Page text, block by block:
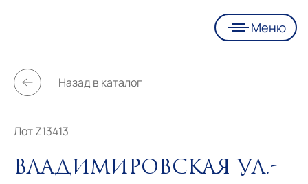
Меню
Назад в каталог
Лот Z13413
Владимировская ул.-